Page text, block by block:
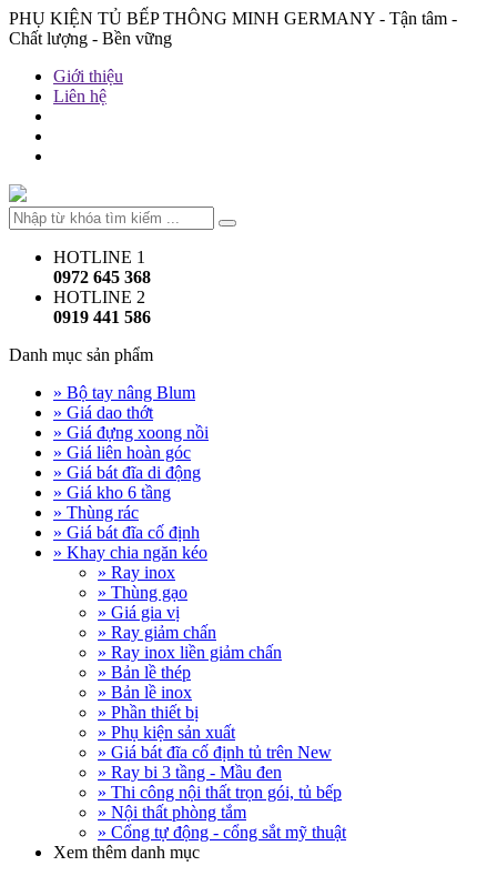
PHỤ KIỆN TỦ BẾP THÔNG MINH GERMANY - Tận tâm -
Chất lượng - Bền vững
Giới thiệu
Liên hệ
HOTLINE 1
0972 645 368
HOTLINE 2
0919 441 586
Danh mục sản phẩm
» Bộ tay nâng Blum
» Giá dao thớt
» Giá đựng xoong nồi
» Giá liên hoàn góc
» Giá bát đĩa di động
» Giá kho 6 tầng
» Thùng rác
» Giá bát đĩa cố định
» Khay chia ngăn kéo
» Ray inox
» Thùng gạo
» Giá gia vị
» Ray giảm chấn
» Ray inox liền giảm chấn
» Bản lề thép
» Bản lề inox
» Phần thiết bị
» Phụ kiện sản xuất
» Giá bát đĩa cố định tủ trên New
» Ray bi 3 tầng - Mầu đen
» Thi công nội thất trọn gói, tủ bếp
» Nội thất phòng tắm
» Cổng tự động - cổng sắt mỹ thuật
Xem thêm danh mục